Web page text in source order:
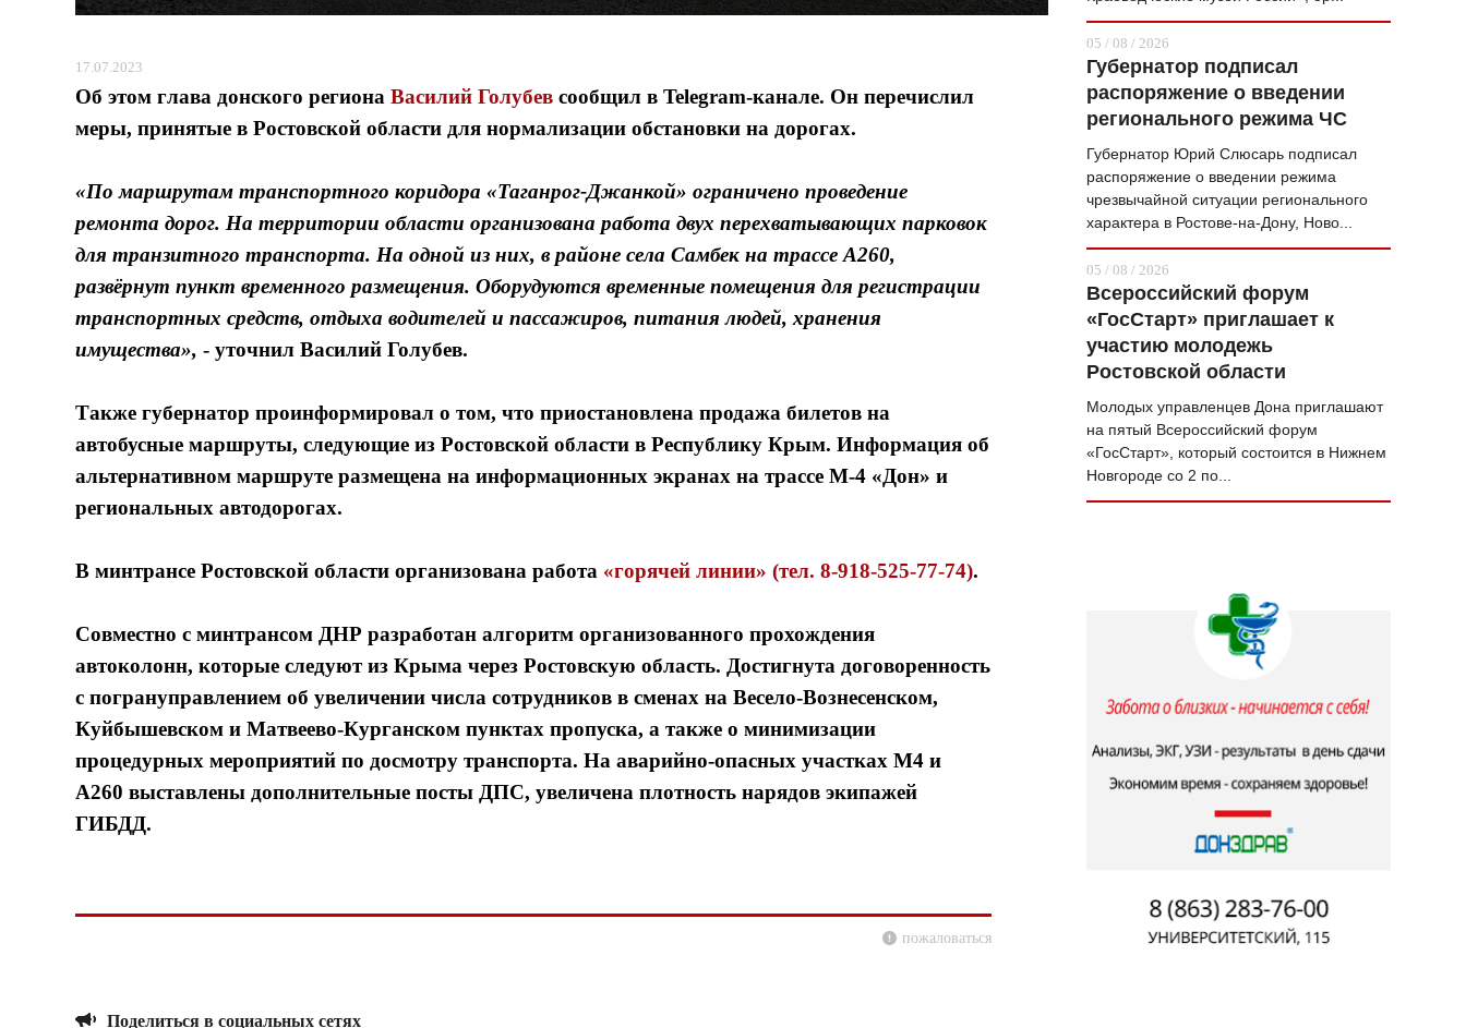
17.07.2023
Об этом глава донского региона Василий Голубев сообщил в Telegram-канале. Он перечислил
меры, принятые в Ростовской области для нормализации обстановки на дорогах.
«По маршрутам транспортного коридора «Таганрог-Джанкой» ограничено проведение
ремонта дорог. На территории области организована работа двух перехватывающих парковок
для транзитного транспорта. На одной из них, в районе села Самбек на трассе А260,
развёрнут пункт временного размещения. Оборудуются временные помещения для регистрации
транспортных средств, отдыха водителей и пассажиров, питания людей, хранения
имущества», - уточнил Василий Голубев.
Также губернатор проинформировал о том, что приостановлена продажа билетов на
автобусные маршруты, следующие из Ростовской области в Республику Крым. Информация об
альтернативном маршруте размещена на информационных экранах на трассе М-4 «Дон» и
региональных автодорогах.
В минтрансе Ростовской области организована работа «горячей линии» (тел. 8-918-525-77-74).
Совместно с минтрансом ДНР разработан алгоритм организованного прохождения
автоколонн, которые следуют из Крыма через Ростовскую область. Достигнута договоренность
с погрануправлением об увеличении числа сотрудников в сменах на Весело-Вознесенском,
Куйбышевском и Матвеево-Курганском пунктах пропуска, а также о минимизации
процедурных мероприятий по досмотру транспорта. На аварийно-опасных участках М4 и
А260 выставлены дополнительные посты ДПС, увеличена плотность нарядов экипажей
ГИБДД.
пожаловаться
Поделиться в социальных сетях
05 / 08 / 2026
Губернатор подписал
распоряжение о введении
регионального режима ЧС
Губернатор Юрий Слюсарь подписал
распоряжение о введении режима
чрезвычайной ситуации регионального
характера в Ростове-на-Дону, Ново...
05 / 08 / 2026
Всероссийский форум
«ГосСтарт» приглашает к
участию молодежь
Ростовской области
Молодых управленцев Дона приглашают
на пятый Всероссийский форум
«ГосСтарт», который состоится в Нижнем
Новгороде со 2 по...